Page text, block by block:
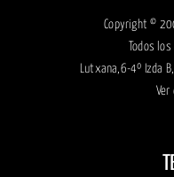
Copyright ©
Todos
Lutxana,6-4º Izda